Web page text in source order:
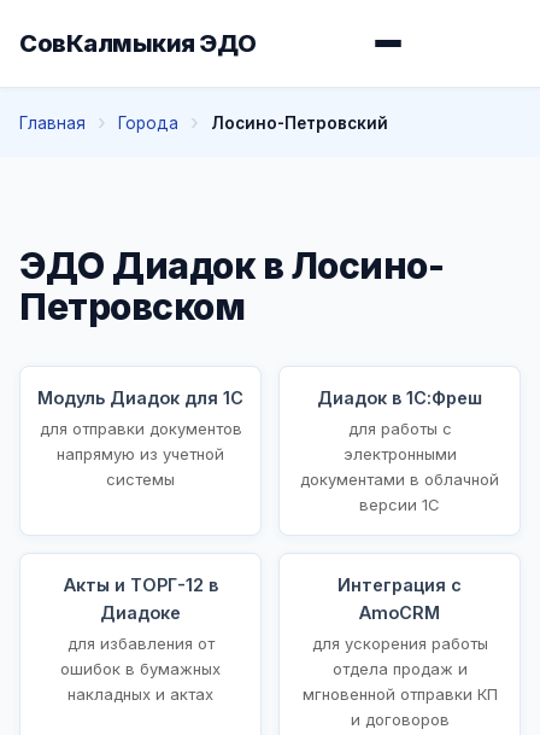
СовКалмыкия ЭДО
Главная Города Лосино-Петровский
ЭДО Диадок в Лосино-
Петровском
Модуль Диадок для 1С
для отправки документов
напрямую из учетной
системы
Диадок в 1С:Фреш
для работы с
электронными
документами в облачной
версии 1С
Акты и ТОРГ-12 в
Диадоке
для избавления от
ошибок в бумажных
накладных и актах
Интеграция с
AmoCRM
для ускорения работы
отдела продаж и
мгновенной отправки КП
и договоров